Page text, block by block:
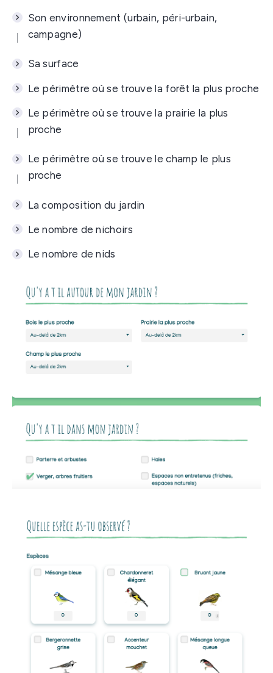
Son environnement (urbain, péri-urbain,
campagne)
Sa surface
Le périmètre où se trouve la forêt la plus proche
Le périmètre où se trouve la prairie la plus
proche
Le périmètre où se trouve le champ le plus
proche
La composition du jardin
Le nombre de nichoirs
Le nombre de nids